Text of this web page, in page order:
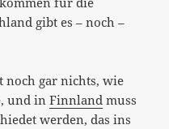
gibt es – noch –
noch gar nichts, wie
und inFinnland muss
werden, das ins